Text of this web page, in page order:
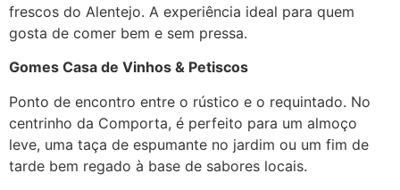
frescos do Alentejo. A experiência ideal para quem
gosta de comer bem e sem pressa.
Gomes Casa de Vinhos & Petiscos
Ponto de encontro entre o rústico e o requintado. No
centrinho da Comporta, é perfeito para um almoço
leve, uma taça de espumante no jardim ou um fim de
tarde bem regado à base de sabores locais.